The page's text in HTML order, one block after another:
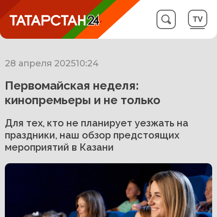
28 апреля 202510:24
Первомайская неделя:
кинопремьеры и не только
Для тех, кто не планирует уезжать на
праздники, наш обзор предстоящих
мероприятий в Казани